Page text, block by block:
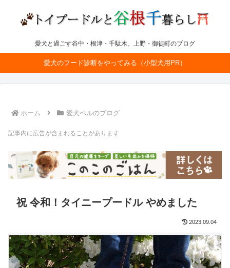
愛犬と過ごす谷中・根津・千駄木、上野・御徒町のブログ
愛犬のフード診断をやってみる（小型犬用PR）
ホーム 愛犬ベルのブログ
記事内に広告が含まれることがあります
祝 令和！タイニープードル やめました
2023.09.04